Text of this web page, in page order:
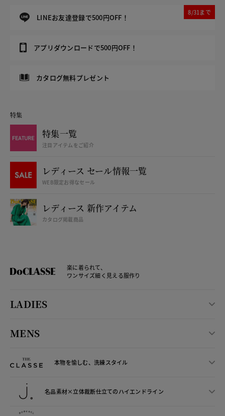
LINEお友達登録で500円OFF！
8/31まで
アプリダウンロードで500円OFF！
カタログ無料プレゼント
特集
特集一覧
注目アイテムをご紹介
レディース セール情報一覧
WEB限定お得なセール
レディース 新作アイテム
カタログ掲載商品
楽に着られて、
ワンサイズ細く見える服作り
LADIES
MENS
本物を愉しむ、洗練スタイル
名品素材×立体裁断仕立てのハイエンドライン